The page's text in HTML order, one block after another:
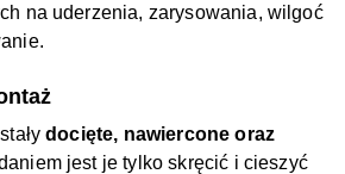
na uderzenia, zarysowania, wilgoć
docięte, nawiercone oraz
jest je tylko skręcić i cieszyć